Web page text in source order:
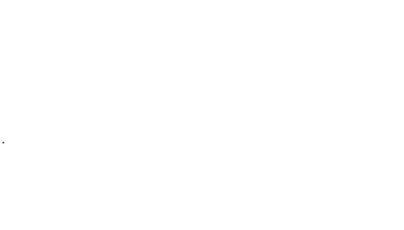
المراجعات والتقييمات: قراءة تقييمات المستخدمين يمكن أن تعطيك فكرة عن جودة التطبيق.